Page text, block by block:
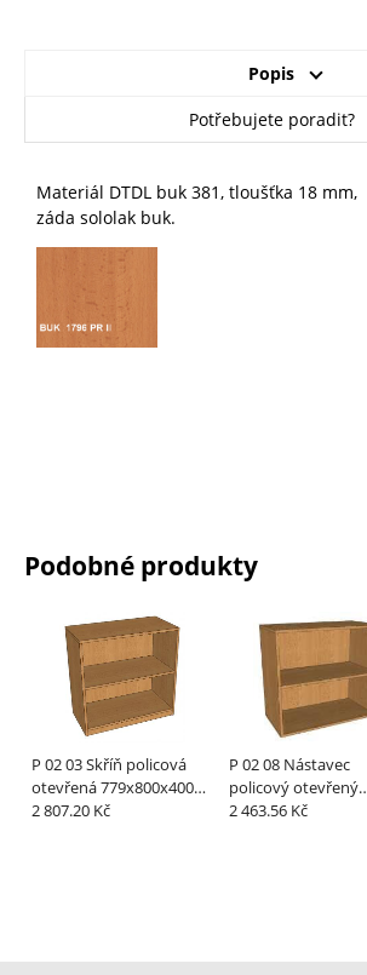
Popis
Potřebujete poradit?
Materiál DTDL buk 381, tloušťka 18 mm,
záda sololak buk.
Podobné produkty
P 02 03 Skříň policová
otevřená 779x800x400
mm
2 807.20 Kč
P 02 08 Nástavec
policový otevřený
730x800x400 mm
2 463.56 Kč